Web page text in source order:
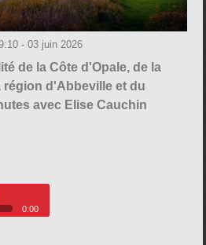
- 03 juin 2026
de la Côte d'Opale, de la
région d'Abbeville et du
avec Elise Cauchin
0:00